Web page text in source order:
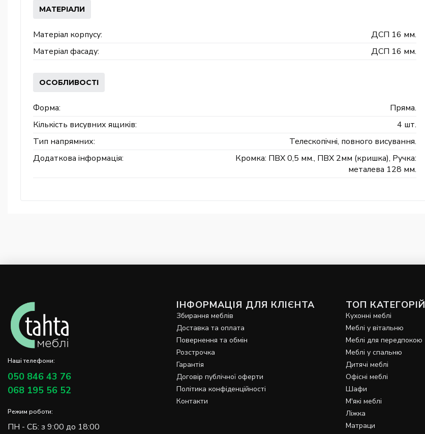
МАТЕРІАЛИ
Матеріал корпусу:
ДСП 16 мм.
Матеріал фасаду:
ДСП 16 мм.
ОСОБЛИВОСТІ
Форма:
Пряма.
Кількість висувних ящиків:
4 шт.
Тип напрямних:
Телескопічні, повного висування.
Додаткова інформація:
Кромка: ПВХ 0,5 мм., ПВХ 2мм (кришка), Ручка:
металева 128 мм.
Наші телефони:
050 846 43 76
068 195 56 52
Режим роботи:
ПН - СБ: з 9:00 до 18:00
ІНФОРМАЦІЯ ДЛЯ КЛІЄНТА
Збирання меблів
Доставка та оплата
Повернення та обмін
Розстрочка
Гарантія
Договір публічної оферти
Політика конфіденційності
Контакти
ТОП КАТЕГОРІЙ
Кухонні меблі
Меблі у вітальню
Меблі для передпокою
Меблі у спальню
Дитячі меблі
Офісні меблі
Шафи
М'які меблі
Ліжка
Матраци